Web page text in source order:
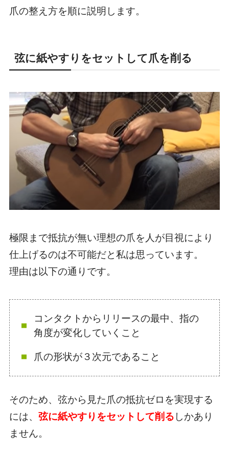
爪の整え方を順に説明します。
弦に紙やすりをセットして爪を削る
極限まで抵抗が無い理想の爪を人が目視により
仕上げるのは不可能だと私は思っています。
理由は以下の通りです。
コンタクトからリリースの最中、指の
角度が変化していくこと
爪の形状が３次元であること
そのため、弦から見た爪の抵抗ゼロを実現する
には、 弦に紙やすりをセットして削る しかあり
ません。